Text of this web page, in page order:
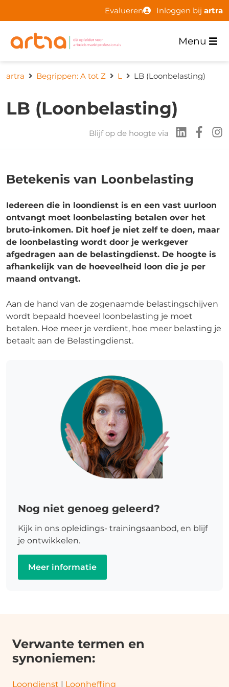
Evalueren Inloggen bij artra
Menu
artra Begrippen: A tot Z L LB (Loonbelasting)
LB (Loonbelasting)
Blijf op de hoogte via
Betekenis van Loonbelasting
Iedereen die in loondienst is en een vast uurloon
ontvangt moet loonbelasting betalen over het
bruto-inkomen. Dit hoef je niet zelf te doen, maar
de loonbelasting wordt door je werkgever
afgedragen aan de belastingdienst. De hoogte is
afhankelijk van de hoeveelheid loon die je per
maand ontvangt.
Aan de hand van de zogenaamde belastingschijven
wordt bepaald hoeveel loonbelasting je moet
betalen. Hoe meer je verdient, hoe meer belasting je
betaalt aan de Belastingdienst.
Nog niet genoeg geleerd?
Kijk in ons opleidings- trainingsaanbod, en blijf
je ontwikkelen.
Meer informatie
Verwante termen en
synoniemen:
Loondienst | Loonheffing